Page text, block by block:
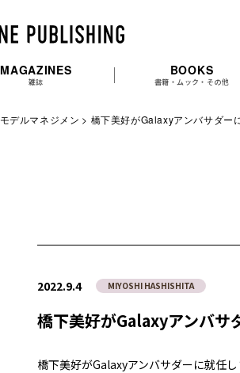
MAGAZINES
雑誌
BOOKS
書籍・ムック・その他
モデルマネジメン 橋下美好がGalaxyアンバサダー
2022.9.4 MIYOSHI HASHISHITA
橋下美好がGalaxyアンバサ
橋下美好がGalaxyアンバサダーに就任し